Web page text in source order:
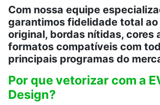
Com nossa equipe
garantimos fidelidade total ao
original, bordas nítidas, cores
formatos compatíveis com
principais programas do
Por que vetorizar com a
Design?